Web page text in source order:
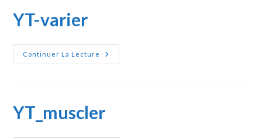
YT-varier
Continuer La Lecture
YT-
Varier
YT_muscler